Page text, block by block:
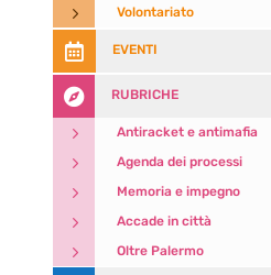
5 Volontariato
 EVENTI
 RUBRICHE
5 Antiracket e antimafia
5 Agenda dei processi
5 Memoria e impegno
5 Accade in città
5 Oltre Palermo